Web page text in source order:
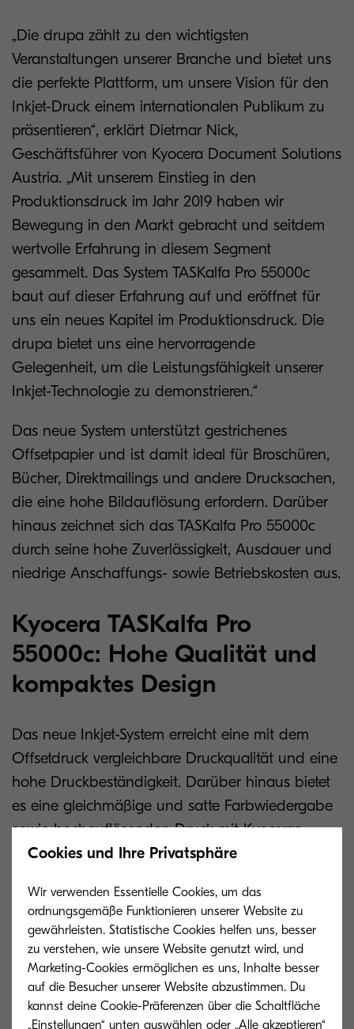
„Die drupa zählt zu den wichtigsten
Veranstaltungen unserer Branche und bietet uns
die perfekte Plattform, um unsere Vision für den
Inkjet-Druck einem internationalen Publikum zu
präsentieren“, erklärt Dietmar Nick,
Geschäftsführer von Kyocera Document Solutions
Austria. „Mit unserem Einstieg in den
Produktionsdruck im Jahr 2019 haben wir
Bewegung in den Markt gebracht und seitdem
wertvolle Erfahrung in diesem Segment
gesammelt. Das System TASKalfa Pro 55000c
baut auf dieser Erfahrung auf und eröffnet für
uns ein neues Kapitel im Produktionsdruck. Die
drupa bietet uns eine hervorragende
Gelegenheit, um die Leistungsfähigkeit unserer
Inkjet-Technologie zu demonstrieren.“
Das neue System unterstützt gestrichenes
Offsetpapier und ist damit ideal für Broschüren,
Bücher, Direktmailings und andere Drucksachen,
die eine hohe Bildauflösung erfordern. Darüber
hinaus zeichnet sich das TASKalfa Pro 55000c
durch seine hohe Zuverlässigkeit, Ausdauer und
niedrige Anschaffungs- sowie Betriebskosten aus.
Kyocera TASKalfa Pro
55000c: Hohe Qualität und
kompaktes Design
Das neue Inkjet-System erreicht eine mit dem
Offsetdruck vergleichbare Druckqualität und eine
hohe Druckbeständigkeit. Darüber hinaus bietet
es eine gleichmäßige und satte Farbwiedergabe
sowie hochauflösenden Druck mit Kyoceras
1.200-dpi-Tintenstrahlköpfen und
Textkonturen präzise wiedergibt. TASKalfa Pro
55000c zeichnet sich durch seine Langlebigkeit,
sein kompaktes Design und besonders niedrige
Gesamtbetriebskosten (TCO) aus.
Cookies und Ihre Privatsphäre
Wir verwenden Essentielle Cookies, um das
ordnungsgemäße Funktionieren unserer Website zu
gewährleisten. Statistische Cookies helfen uns, besser
zu verstehen, wie unsere Website genutzt wird, und
Marketing-Cookies ermöglichen es uns, Inhalte besser
auf die Besucher unserer Website abzustimmen. Du
kannst deine Cookie-Präferenzen über die Schaltfläche
„Einstellungen“ unten auswählen oder „Alle akzeptieren“